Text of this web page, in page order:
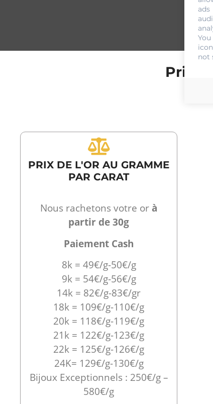
Prix
PRIX DE L'OR AU GRAMME
PAR CARAT
Nous rachetons votre orà
partir de 30g
Paiement Cash
8k = 49€/g-50€/g
9k = 54€/g-56€/g
14k = 82€/g-83€/gr
18k = 109€/g-110€/g
20k = 118€/g-119€/g
21k = 122€/g-123€/g
22k = 125€/g-126€/g
24K= 129€/g-130€/g
Bijoux Exceptionnels : 250€/g –
580€/g
icon
not